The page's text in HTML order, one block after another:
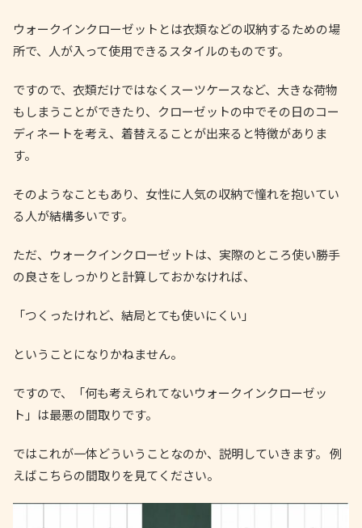
ウォークインクローゼットとは衣類などの収納するための場
所で、人が入って使用できるスタイルのものです。
ですので、衣類だけではなくスーツケースなど、大きな荷物
もしまうことができたり、クローゼットの中でその日のコー
ディネートを考え、着替えることが出来ると特徴がありま
す。
そのようなこともあり、女性に人気の収納で憧れを抱いてい
る人が結構多いです。
ただ、ウォークインクローゼットは、実際のところ使い勝手
の良さをしっかりと計算しておかなければ、
「つくったけれど、結局とても使いにくい」
ということになりかねません。
ですので、「何も考えられてないウォークインクローゼッ
ト」は最悪の間取りです。
ではこれが一体どういうことなのか、説明していきます。 例
えばこちらの間取りを見てください。